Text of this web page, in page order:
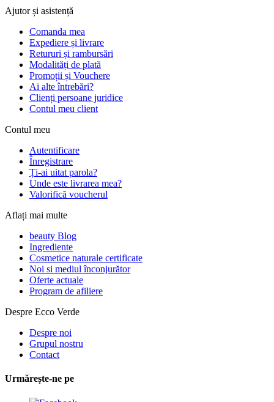
Ajutor și asistență
Comanda mea
Expediere și livrare
Retururi și rambursări
Modalități de plată
Promoții și Vouchere
Ai alte întrebări?
Clienți persoane juridice
Contul meu client
Contul meu
Autentificare
Înregistrare
Ți-ai uitat parola?
Unde este livrarea mea?
Valorifică voucherul
Aflați mai multe
beauty Blog
Ingrediente
Cosmetice naturale certificate
Noi si mediul înconjurător
Oferte actuale
Program de afiliere
Despre Ecco Verde
Despre noi
Grupul nostru
Contact
Urmărește-ne pe